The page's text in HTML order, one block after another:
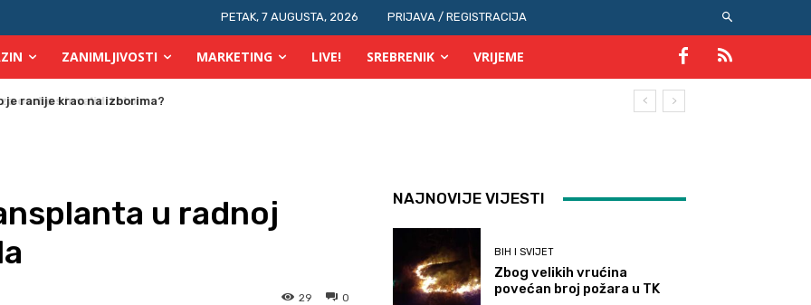
PETAK, 7 AUGUSTA, 2026 PRIJAVA / REGISTRACIJA
ZANIMLJIVOSTI MARKETING LIVE! SREBRENIK VRIJEME
s invaliditetom
u radnoj
0
29
NAJNOVIJE VIJESTI
BIH I SVIJET
Zbog velikih vrućina
povećan broj požara u TK